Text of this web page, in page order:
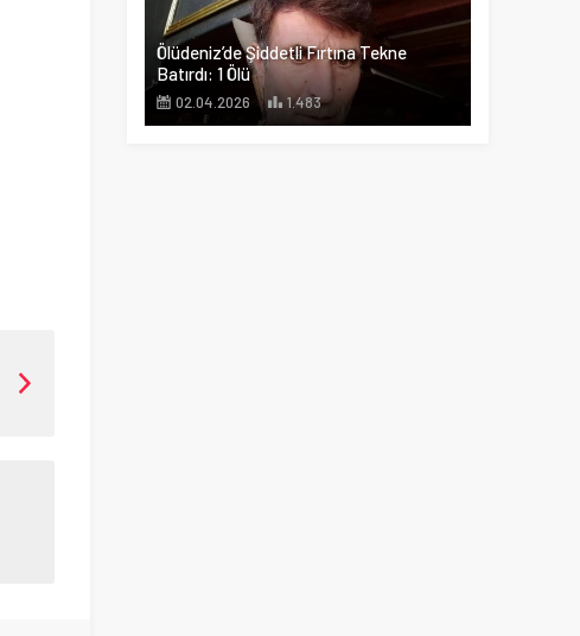
Ölüdeniz’de Şiddetli Fırtına Tekne
Batırdı: 1 Ölü
02.04.2026 1.483